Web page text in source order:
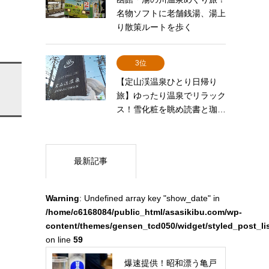
名物ソフトに老舗銭湯、湯上
り散策ルートを歩く
3位
【定山渓温泉ひとり日帰り
旅】ゆったり温泉でリラック
ス！雪化粧を眺め読書と珈…
最新記事
Warning: Undefined array key "show_date" in
/home/c6168084/public_html/asasikibu.com/wp-
content/themes/gensen_tcd050/widget/
on line 59
爆速提供！昭和漂う亀戸